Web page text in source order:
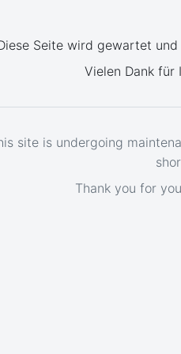
Seite wird gewartet
Vielen Dank für
site is undergoing
Thank you for